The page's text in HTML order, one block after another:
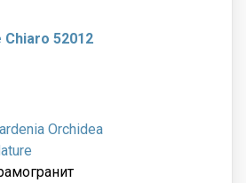
52012
Orchidea